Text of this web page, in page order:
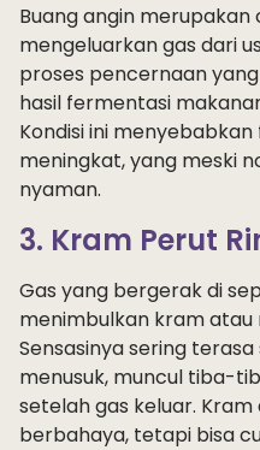
Buang angin
mengeluarkan gas dari
proses pencernaan
hasil fermentasi
Kondisi ini
meningkat, yang meski
nyaman.
3. Kram Perut
Gas yang bergerak di
menimbulkan kram atau
Sensasinya sering
menusuk, muncul tiba-
setelah gas keluar.
berbahaya, tetapi bisa